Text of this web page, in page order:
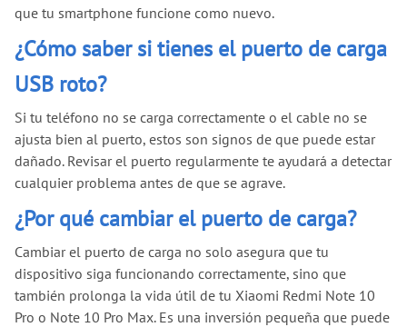
que tu smartphone funcione como nuevo.
¿Cómo saber si tienes el puerto de carga
USB roto?
Si tu teléfono no se carga correctamente o el cable no se
ajusta bien al puerto, estos son signos de que puede estar
dañado. Revisar el puerto regularmente te ayudará a detectar
cualquier problema antes de que se agrave.
¿Por qué cambiar el puerto de carga?
Cambiar el puerto de carga no solo asegura que tu
dispositivo siga funcionando correctamente, sino que
también prolonga la vida útil de tu Xiaomi Redmi Note 10
Pro o Note 10 Pro Max. Es una inversión pequeña que puede